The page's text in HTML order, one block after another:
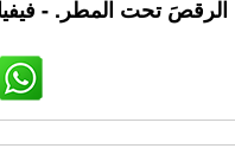
الرقصَ تحت المطر. -